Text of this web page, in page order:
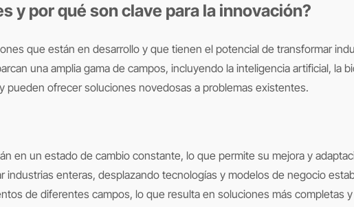
y por qué son clave para la innovación?
que están en desarrollo y que tienen el potencial de transformar
una amplia gama de campos, incluyendo la inteligencia artificial, la
ofrecer soluciones novedosas a problemas existentes.
en un estado de cambio constante, lo que permite su mejora y
industrias enteras, desplazando tecnologías y modelos de negocio
de diferentes campos, lo que resulta en soluciones más completas